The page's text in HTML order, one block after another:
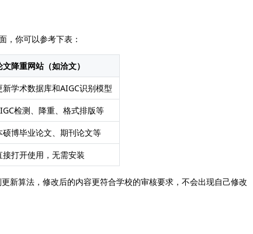
，你可以参考下表：
降重网站（如洽文）
新学术数据库和AIGC识别模型
检测、降重、格式排版等
硕博毕业论文、期刊论文等
接打开使用，无需安装
新算法，修改后的内容更符合学校的审核要求，不会出现自己修改